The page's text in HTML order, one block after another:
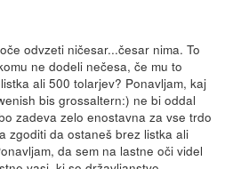
odvzeti ničesar...česar nima. To
ne dodeli nečesa, če mu to
ali 500 tolarjev? Ponavljam, kaj
bis grossaltern:) ne bi oddal
zadeva zelo enostavna za vse trdo
zgoditi da ostaneš brez listka ali
da sem na lastne oči videl